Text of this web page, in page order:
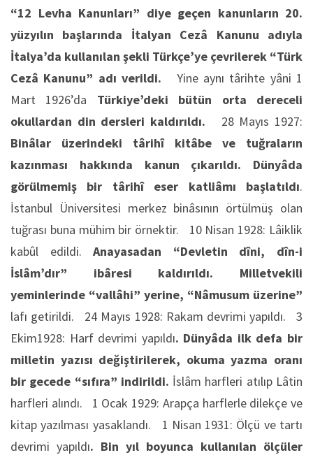
“12 Levha Kanunları” diye geçen kanunların 20.
yüzyılın başlarında İtalyan Cezâ Kanunu adıyla
İtalya’da kullanılan şekli Türkçe’ye çevrilerek “Türk
Cezâ Kanunu” adı verildi.
Yine aynı târihte yâni 1
Mart 1926’da Türkiye’deki bütün orta dereceli
okullardan din dersleri kaldırıldı. 28 Mayıs 1927:
Binâlar üzerindeki târihî kitâbe ve tuğraların
kazınması hakkında kanun çıkarıldı. Dünyâda
görülmemiş bir târihî eser katliâmı başlatıldı.
İstanbul Üniversitesi merkez binâsının örtülmüş olan
tuğrası buna mühim bir örnektir. 10 Nisan 1928: Lâiklik
kabûl edildi.Anayasadan “Devletin dîni, dîn-i
İslâm’dır” ibâresi kaldırıldı. Milletvekili
yeminlerinde “vallâhi” yerine, “Nâmusum üzerine”
lafı getirildi. 24 Mayıs 1928: Rakam devrimi yapıldı. 3
Ekim1928: Harf devrimi yapıldı. Dünyâda ilk defa bir
milletin yazısı değiştirilerek, okuma yazma oranı
bir gecede “sıfıra” indirildi. İslâm harfleri atılıp Lâtin
harfleri alındı. 1 Ocak 1929: Arapça harflerle dilekçe ve
kitap yazılması yasaklandı. 1 Nisan 1931: Ölçü ve tartı
devrimi yapıldı. Bin yıl boyunca kullanılan ölçüler